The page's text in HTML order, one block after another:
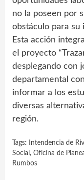
no la poseen por
obstáculo para su
Esta acción
el proyecto
desplegando con
departamental
informar a los
diversas
región.
Tags: Intendencia de
Social , Oficina de
Rumbos